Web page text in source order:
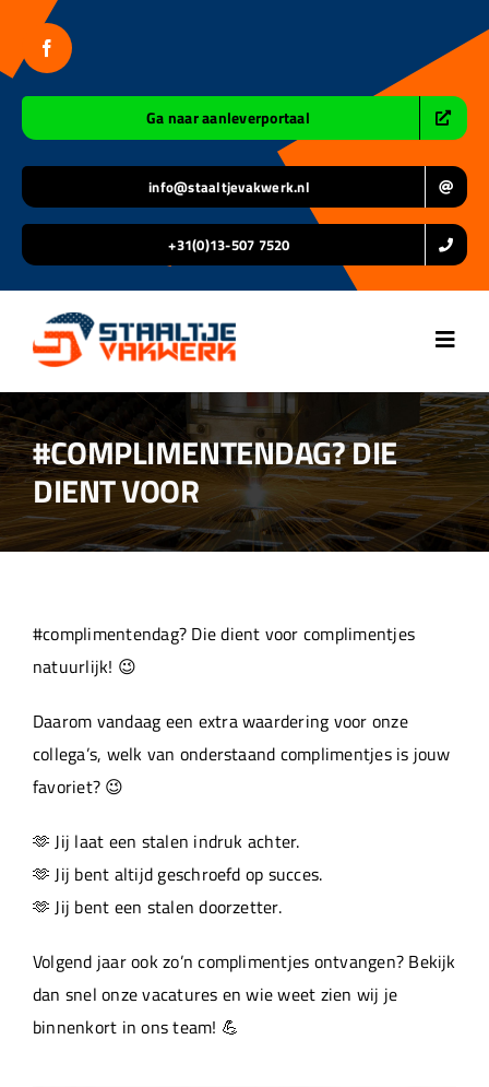
inhoud
Ga naar aanleverportaal
info@staaltjevakwerk.nl
+31(0)13-507 7520
Home
Over ons
Projecten
#COMPLIMENTENDAG? DIE
DIENT VOOR
#complimentendag? Die dient voor complimentjes
natuurlijk! 😉
Daarom vandaag een extra waardering voor onze
collega’s, welk van onderstaand complimentjes is jouw
favoriet? 😉
🫶 Jij laat een stalen indruk achter.
🫶 Jij bent altijd geschroefd op succes.
🫶 Jij bent een stalen doorzetter.
Volgend jaar ook zo’n complimentjes ontvangen? Bekijk
dan snel onze vacatures en wie weet zien wij je
binnenkort in ons team! 💪